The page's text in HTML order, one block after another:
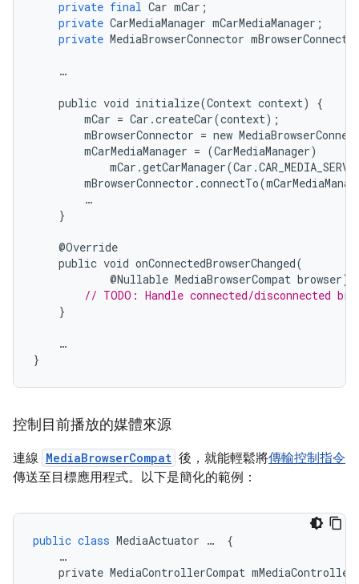
private final Car mCar ;
private CarMediaManager mCarMediaManager ;
private MediaBrowserConnector
…
public void initialize(Context context)
{
mCar = Car .createCar(context);
mBrowserConnector = new
mCarMediaManager = (CarMediaManager)
mCar .getCarManager(Car .
mBrowserConnector .connectTo(
…
}
@Override
public void onConnectedBrowserChanged(
@Nullable MediaBrowserCompat browser)
// TODO: Handle connected/disconnected
}
…
}
控制目前播放的媒體來源
連線 MediaBrowserCompat 後，就能輕鬆將傳輸控制指令
傳送至目標應用程式。以下是簡化的範例：
public class MediaActuator …
{
…
private MediaControllerCompat mMediaController